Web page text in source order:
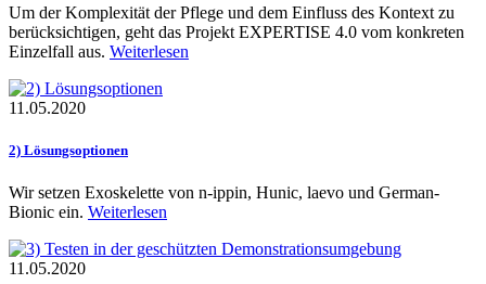
Um der Komplexität der Pflege und dem Einfluss des Kontext zu
berücksichtigen, geht das Projekt EXPERTISE 4.0 vom konkreten
Einzelfall aus. Weiterlesen
11.05.2020
2) Lösungsoptionen
Wir setzen Exoskelette von n-ippin, Hunic, laevo und German-
Bionic ein. Weiterlesen
11.05.2020